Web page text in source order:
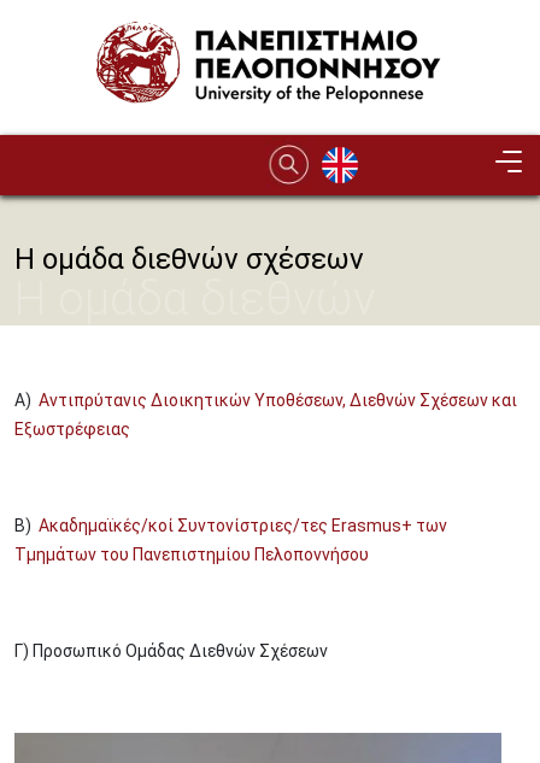
Η ομάδα διεθνών σχέσεων
Α) Αντιπρύτανις Διοικητικών Υποθέσεων, Διεθνών Σχέσεων και
Εξωστρέφειας
Β) Ακαδημαϊκές/κοί Συντονίστριες/τες Erasmus+ των
Τμημάτων του Πανεπιστημίου Πελοποννήσου
Γ) Προσωπικό Ομάδας Διεθνών Σχέσεων